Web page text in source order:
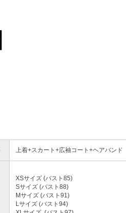
上着+スカート+広袖コート+ヘアバンド
XSサイズ (バスト85)
Sサイズ (バスト88)
Mサイズ (バスト91)
Lサイズ (バスト94)